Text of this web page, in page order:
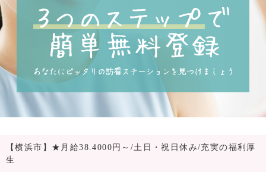
【横浜市】★月給38.4000円～/土日・祝日休み/充実の福利厚
生